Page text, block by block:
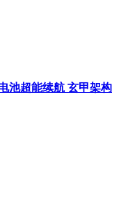
池超能续航 玄甲架构